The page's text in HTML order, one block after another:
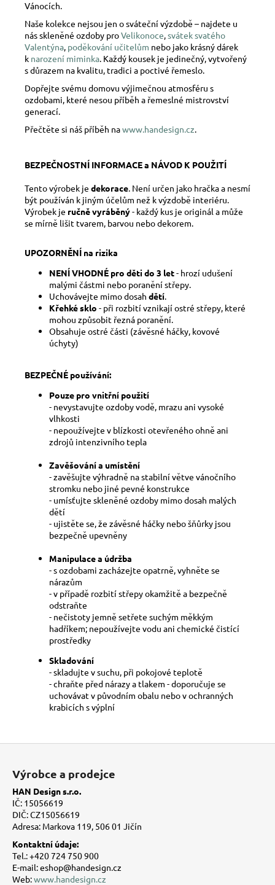
Vánocích.
Naše kolekce nejsou jen o sváteční výzdobě – najdete u
nás skleněné ozdoby proVelikonoce,svátek svatého
Valentýna, poděkování učitelům nebo jako krásný dárek
k narození miminka. Každý kousek je jedinečný, vytvořený
s důrazem na kvalitu, tradici a poctivé řemeslo.
Dopřejte svému domovu výjimečnou atmosféru s
ozdobami, které nesou příběh a řemeslné mistrovství
generací.
Přečtěte si náš příběh nawww.handesign.cz.
BEZPEČNOSTNÍ INFORMACE a NÁVOD K POUŽITÍ
Tento výrobek je dekorace. Není určen jako hračka a nesmí
být používán k jiným účelům než k výzdobě interiéru.
Výrobek je ručně vyráběný- každý kus je originál a může
se mírně lišit tvarem, barvou nebo dekorem.
UPOZORNĚNÍ na rizika
NENÍ VHODNÉ pro děti do 3 let- hrozí udušení
malými částmi nebo poranění střepy.
Uchovávejte mimo dosah dětí.
Křehké sklo - při rozbití vznikají ostré střepy, které
mohou způsobit řezná poranění.
Obsahuje ostré části (závěsné háčky, kovové
úchyty)
BEZPEČNÉ používání:
Pouze pro vnitřní použití
- nevystavujte ozdoby vodě, mrazu ani vysoké
vlhkosti
- nepoužívejte v blízkosti otevřeného ohně ani
zdrojů intenzivního tepla
Zavěšování a umístění
- zavěšujte výhradně na stabilní větve vánočního
stromku nebo jiné pevné konstrukce
- umísťujte skleněné ozdoby mimo dosah malých
dětí
- ujistěte se, že závěsné háčky nebo šňůrky jsou
bezpečně upevněny
Manipulace a údržba
- s ozdobami zacházejte opatrně, vyhněte se
nárazům
- v případě rozbití střepy okamžitě a bezpečně
odstraňte
- nečistoty jemně setřete suchým měkkým
hadříkem; nepoužívejte vodu ani chemické čistící
prostředky
Skladování
- skladujte v suchu, při pokojové teplotě
- chraňte před nárazy a tlakem - doporučuje se
uchovávat v původním obalu nebo v ochranných
krabicích s výplní
Výrobce a prodejce
HAN Design s.r.o.
IČ: 15056619
DIČ: CZ15056619
Adresa: Markova 119, 506 01 Jičín
Kontaktní údaje:
Tel.: +420 724 750 900
E-mail: eshop@handesign.cz
Web:www.handesign.cz